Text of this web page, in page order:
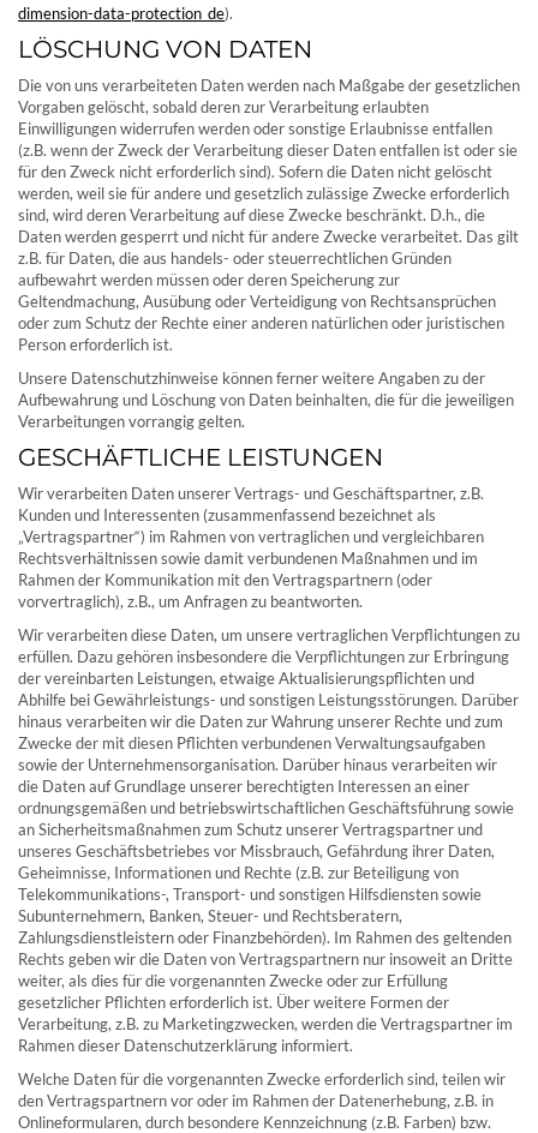
dimension-data-protection_de).
LÖSCHUNG VON DATEN
Die von uns verarbeiteten Daten werden nach Maßgabe der gesetzlichen
Vorgaben gelöscht, sobald deren zur Verarbeitung erlaubten
Einwilligungen widerrufen werden oder sonstige Erlaubnisse entfallen
(z.B. wenn der Zweck der Verarbeitung dieser Daten entfallen ist oder sie
für den Zweck nicht erforderlich sind). Sofern die Daten nicht gelöscht
werden, weil sie für andere und gesetzlich zulässige Zwecke erforderlich
sind, wird deren Verarbeitung auf diese Zwecke beschränkt. D.h., die
Daten werden gesperrt und nicht für andere Zwecke verarbeitet. Das gilt
z.B. für Daten, die aus handels- oder steuerrechtlichen Gründen
aufbewahrt werden müssen oder deren Speicherung zur
Geltendmachung, Ausübung oder Verteidigung von Rechtsansprüchen
oder zum Schutz der Rechte einer anderen natürlichen oder juristischen
Person erforderlich ist.
Unsere Datenschutzhinweise können ferner weitere Angaben zu der
Aufbewahrung und Löschung von Daten beinhalten, die für die jeweiligen
Verarbeitungen vorrangig gelten.
GESCHÄFTLICHE LEISTUNGEN
Wir verarbeiten Daten unserer Vertrags- und Geschäftspartner, z.B.
Kunden und Interessenten (zusammenfassend bezeichnet als
„Vertragspartner“) im Rahmen von vertraglichen und vergleichbaren
Rechtsverhältnissen sowie damit verbundenen Maßnahmen und im
Rahmen der Kommunikation mit den Vertragspartnern (oder
vorvertraglich), z.B., um Anfragen zu beantworten.
Wir verarbeiten diese Daten, um unsere vertraglichen Verpflichtungen zu
erfüllen. Dazu gehören insbesondere die Verpflichtungen zur Erbringung
der vereinbarten Leistungen, etwaige Aktualisierungspflichten und
Abhilfe bei Gewährleistungs- und sonstigen Leistungsstörungen. Darüber
hinaus verarbeiten wir die Daten zur Wahrung unserer Rechte und zum
Zwecke der mit diesen Pflichten verbundenen Verwaltungsaufgaben
sowie der Unternehmensorganisation. Darüber hinaus verarbeiten wir
die Daten auf Grundlage unserer berechtigten Interessen an einer
ordnungsgemäßen und betriebswirtschaftlichen Geschäftsführung sowie
an Sicherheitsmaßnahmen zum Schutz unserer Vertragspartner und
unseres Geschäftsbetriebes vor Missbrauch, Gefährdung ihrer Daten,
Geheimnisse, Informationen und Rechte (z.B. zur Beteiligung von
Telekommunikations-, Transport- und sonstigen Hilfsdiensten sowie
Subunternehmern, Banken, Steuer- und Rechtsberatern,
Zahlungsdienstleistern oder Finanzbehörden). Im Rahmen des geltenden
Rechts geben wir die Daten von Vertragspartnern nur insoweit an Dritte
weiter, als dies für die vorgenannten Zwecke oder zur Erfüllung
gesetzlicher Pflichten erforderlich ist. Über weitere Formen der
Verarbeitung, z.B. zu Marketingzwecken, werden die Vertragspartner im
Rahmen dieser Datenschutzerklärung informiert.
Welche Daten für die vorgenannten Zwecke erforderlich sind, teilen wir
den Vertragspartnern vor oder im Rahmen der Datenerhebung, z.B. in
Onlineformularen, durch besondere Kennzeichnung (z.B. Farben) bzw.